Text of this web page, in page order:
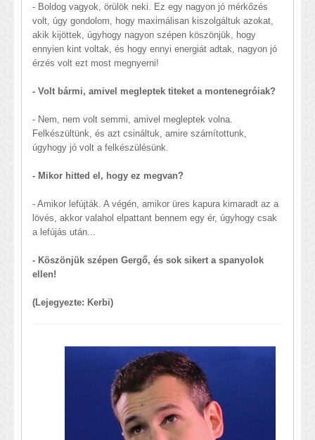
- Boldog vagyok, örülök neki. Ez egy nagyon jó mérkőzés
volt, úgy gondolom, hogy maximálisan kiszolgáltuk azokat,
akik kijöttek, úgyhogy nagyon szépen köszönjük, hogy
ennyien kint voltak, és hogy ennyi energiát adtak, nagyon jó
érzés volt ezt most megnyerni!
- Volt bármi, amivel megleptek titeket a montenegróiak?
- Nem, nem volt semmi, amivel megleptek volna.
Felkészültünk, és azt csináltuk, amire számítottunk,
úgyhogy jó volt a felkészülésünk.
- Mikor hitted el, hogy ez megvan?
- Amikor lefújták. A végén, amikor üres kapura kimaradt az a
lövés, akkor valahol elpattant bennem egy ér, úgyhogy csak
a lefújás után...
- Köszönjük szépen Gergő, és sok sikert a spanyolok
ellen!
(Lejegyezte: Kerbi)